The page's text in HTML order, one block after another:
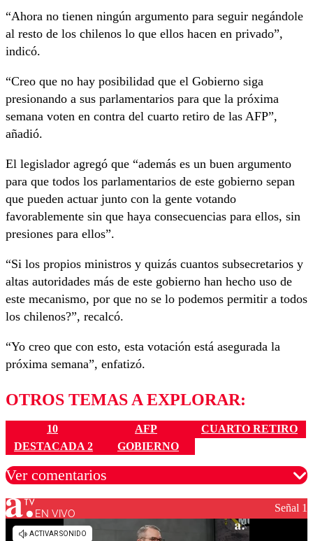
“Ahora no tienen ningún argumento para seguir negándole
al resto de los chilenos lo que ellos hacen en privado”,
indicó.
“Creo que no hay posibilidad que el Gobierno siga
presionando a sus parlamentarios para que la próxima
semana voten en contra del cuarto retiro de las AFP”,
añadió.
El legislador agregó que “además es un buen argumento
para que todos los parlamentarios de este gobierno sepan
que pueden actuar junto con la gente votando
favorablemente sin que haya consecuencias para ellos, sin
presiones para ellos”.
“Si los propios ministros y quizás cuantos subsecretarios y
altas autoridades más de este gobierno han hecho uso de
este mecanismo, por que no se lo podemos permitir a todos
los chilenos?”, recalcó.
“Yo creo que con esto, esta votación está asegurada la
próxima semana”, enfatizó.
OTROS TEMAS A EXPLORAR:
10 AFP
CUARTO RETIRO
DESTACADA 2
GOBIERNO
Ver comentarios
Los comentarios son moderados para garantizar un
diálogo respetuoso.
EN VIVO Señal 1